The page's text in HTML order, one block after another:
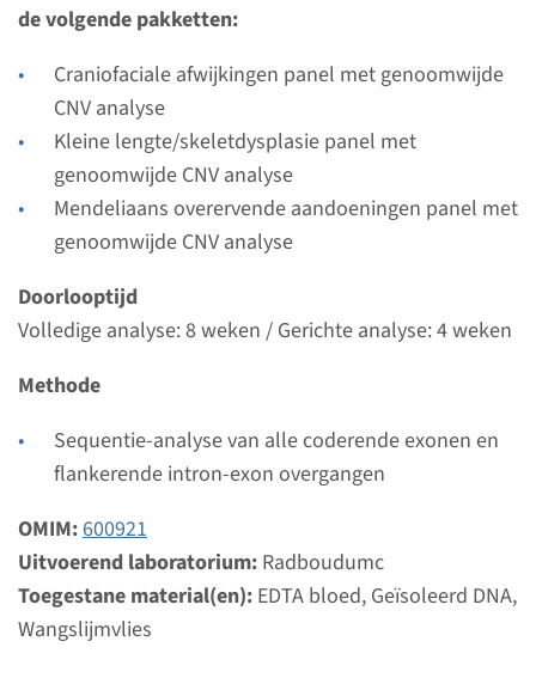
de volgende pakketten:
Craniofaciale afwijkingen panel met genoomwijde
CNV analyse
Kleine lengte/skeletdysplasie panel met
genoomwijde CNV analyse
Mendeliaans overervende aandoeningen panel met
genoomwijde CNV analyse
Doorlooptijd
Volledige analyse: 8 weken / Gerichte analyse: 4 weken
Methode
Sequentie-analyse van alle coderende exonen en
flankerende intron-exon overgangen
OMIM:600921
Uitvoerend laboratorium: Radboudumc
Toegestane material(en): EDTA bloed, Geïsoleerd DNA,
Wangslijmvlies
Uitvoerend laboratorium
Bekijk
Gen
GDF5 - multiple synostose
syndroom
Volledige analyse: 8 weken / Gerichte analyse: 4
weken
Uitvoerend laboratorium
Bekijk
Toevoegen
Gen